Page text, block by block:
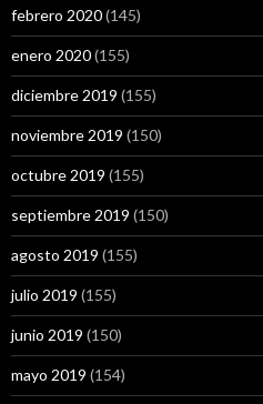
febrero 2020(145)
enero 2020(155)
diciembre 2019 (155)
noviembre 2019 (150)
octubre 2019 (155)
septiembre 2019 (150)
agosto 2019 (155)
julio 2019 (155)
junio 2019 (150)
mayo 2019 (154)